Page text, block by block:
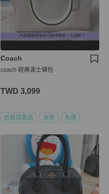
Coach
coach 經典波士頓包
TWD 3,099
近新閒置品 本地 免運